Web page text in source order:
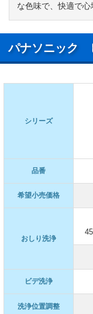
な色味で、快適で心
パナソニック
シリーズ
品番
希望小売価格
おしり洗浄
ビデ洗浄
洗浄位置調整